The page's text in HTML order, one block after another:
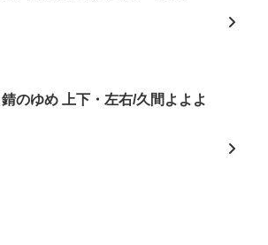
錆のゆめ 上下・左右/久間よよよ